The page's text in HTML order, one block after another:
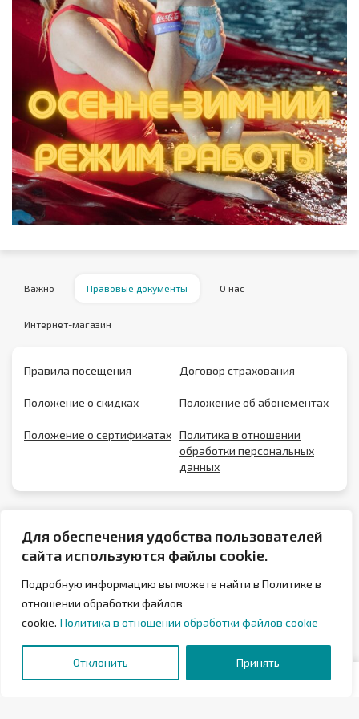
Для обеспечения удобства пользователей
сайта используются файлы cookie.
Подробную информацию вы можете найти в Политике в
отношении обработки файлов
cookie. Политика в отношении обработки файлов cookie
Отклонить Принять
Важно Правовые документы О нас
Интернет-магазин
Правила посещения Договор страхования
Положение о скидках Положение об абонементах
Положение о сертификатах Политика в отношении
обработки персональных
данных
Государственное предприятие «Аква-Минск»